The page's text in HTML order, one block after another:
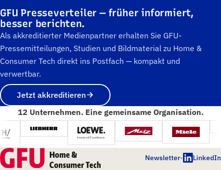
GFU Presseverteiler — früher informiert,
besser berichten.
Als akkreditierter Medienpartner erhalten Sie GFU-
Pressemitteilungen, Studien und Bildmaterial zu Home &
Consumer Tech direkt ins Postfach — kompakt und
verwertbar.
Jetzt akkreditieren
12 Unternehmen. Eine gemeinsame Organisation.
Newsletter• LinkedIn